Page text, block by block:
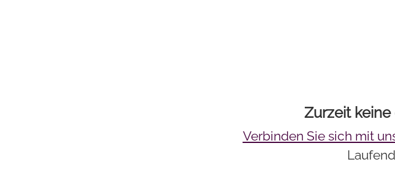
Zurzeit
Verbinden Sie sich mit